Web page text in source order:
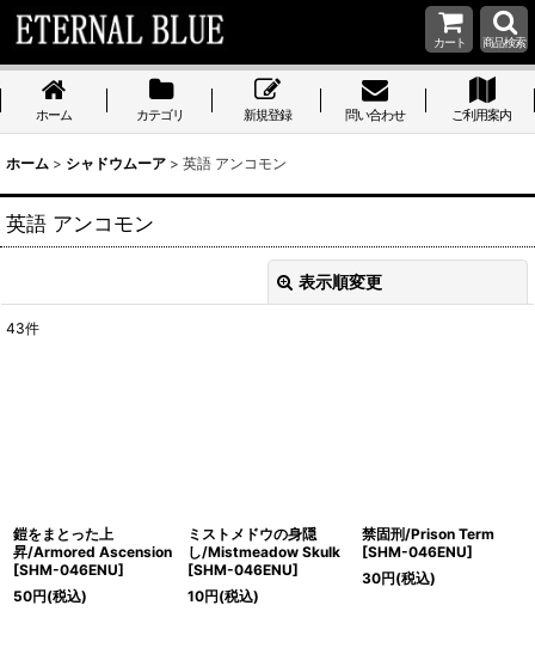
カート 商品検索
ホーム カテゴリ 新規登録 問い合わせ ご利用案内
ホーム > シャドウムーア > 英語 アンコモン
英語 アンコモン
表示順変更
絞り込む
43件
鎧をまとった上
昇/Armored Ascension
[SHM-046ENU]
50円(税込)
ミストメドウの身隠
し/Mistmeadow Skulk
[SHM-046ENU]
10円(税込)
禁固刑/Prison Term
[SHM-046ENU]
30円(税込)